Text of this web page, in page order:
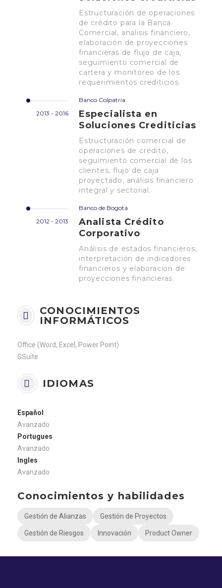
Estructuración de operaciones
de crédito para la Banca
Comercial, análisis financiero,
elaboración de proyecciones
financieras de flujo de caja,
seguimiento comercial de
cartera y monitoreo de los
requerimientos crediticios.
2013 - 2016
Banco Colpatria
Especialista en
Soluciones Crediticias
Estructuración comercial de
operaciones de crédito,
seguimiento comercial de los
clientes, flujo de caja
proyectado, análisis financiero
integral y sectorial.
2012 - 2013
Banco de Bogotá
Analista Crédito
Corporativo
Análisis de estados financieros,
interpretación de indicadores
financieros y elaboración de
proyecciones financieras.
CONOCIMIENTOS
INFORMÁTICOS
Office (Word, Excel, Power Point)
GSuite
IDIOMAS
Español
Avanzado
Portugues
Avanzado
Ingles
Avanzado
Conocimientos y habilidades
Gestión de Alianzas Gestión de Proyectos
Gestión de Riesgos Innovación Product Owner